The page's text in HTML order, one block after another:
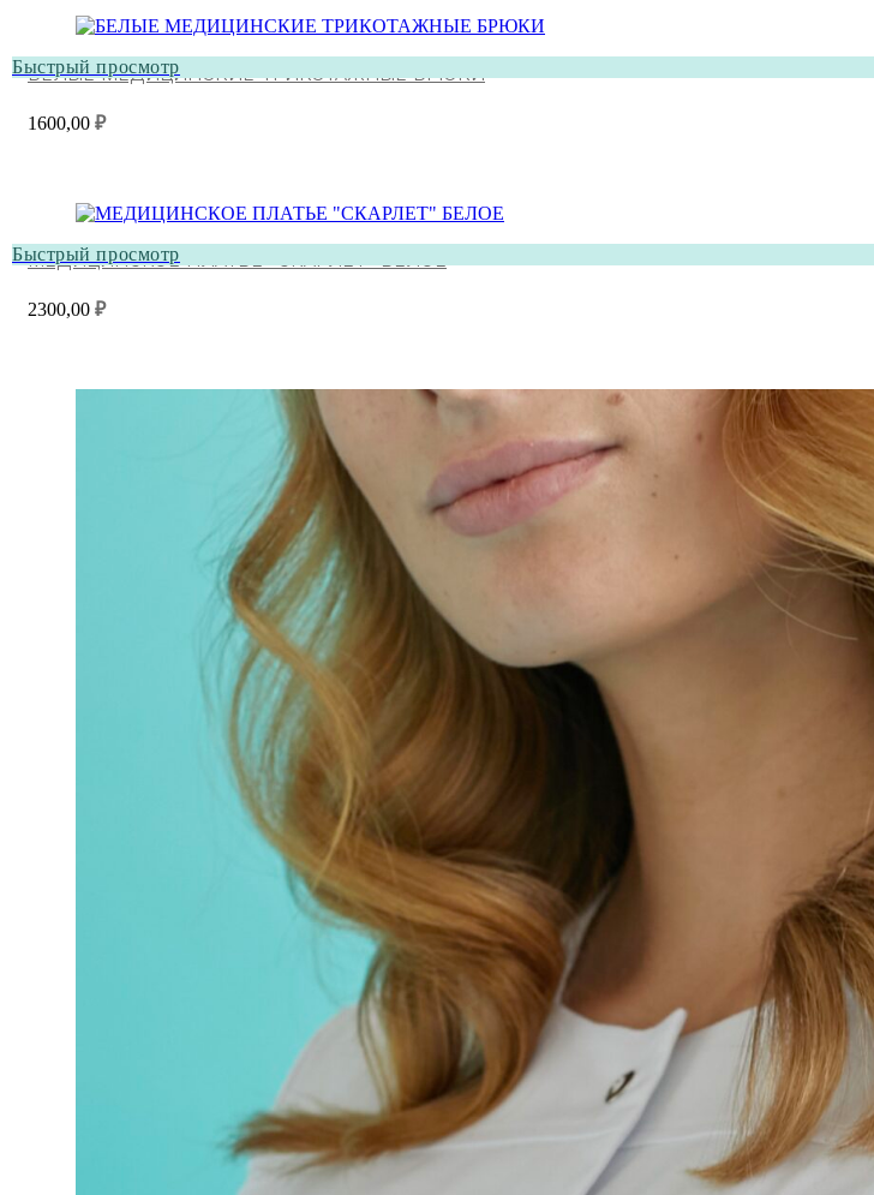
Быстрый просмотр
БЕЛЫЕ МЕДИЦИНСКИЕ ТРИКОТАЖНЫЕ БРЮКИ
1600,00 ₽
Быстрый просмотр
МЕДИЦИНСКОЕ ПЛАТЬЕ “СКАРЛЕТ” БЕЛОЕ
2300,00 ₽